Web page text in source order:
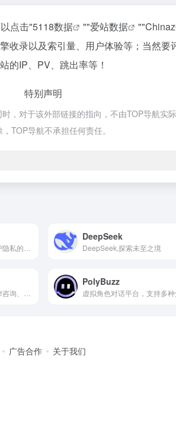
点击"5118数据 ""爱站数据 ""
录以及索引量、用户体验等；当然
的IP、PV、跳出率等！
特别声明
，对于该外部链接的指向，不由TOP导航
TOP导航不承担任何责任。
DeepSeek
DeepSeek,探索未至之境
PolyBuzz
虚拟角色对话平台，支持多
广告合作 关于我们